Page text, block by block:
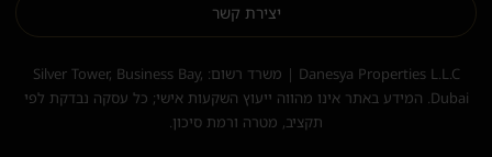
יצירת קשר
Danesya Properties L.L.C | משרד רשום: Silver Tower, Business Bay,
Dubai. המידע באתר אינו מהווה ייעוץ השקעות אישי; כל עסקה נבדקת לפי
תקציב, מטרה ורמת סיכון.